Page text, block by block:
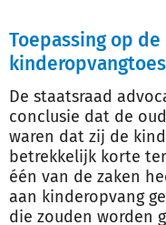
Toepassing op
De staatsraad
conclusie dat de
waren dat zij de
betrekkelijk korte
één van de zaken
aan kinderopvang
die zouden worden